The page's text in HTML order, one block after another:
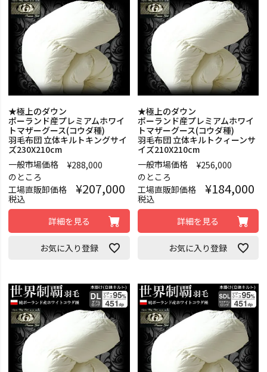
★極上のダウン
ポーランド産プレミアムホワイ
トマザーグース(コウダ種)
羽毛布団 立体キルトキングサイ
ズ230X210cm
一般市場価格
¥288,000
のところ
工場直販卸価格
¥207,000
税込
詳細を見る
お気に入り登録
★極上のダウン
ポーランド産プレミアムホワイ
トマザーグース(コウダ種)
羽毛布団 立体キルトクィーンサ
イズ210X210cm
一般市場価格
¥256,000
のところ
工場直販卸価格
¥184,000
税込
詳細を見る
お気に入り登録